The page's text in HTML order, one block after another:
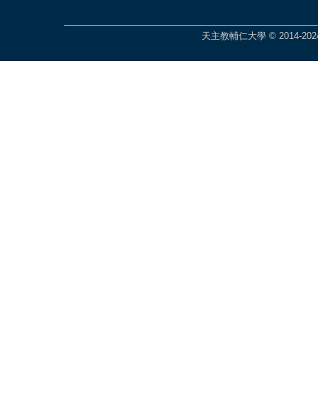
天主教輔仁大學 © 2014-